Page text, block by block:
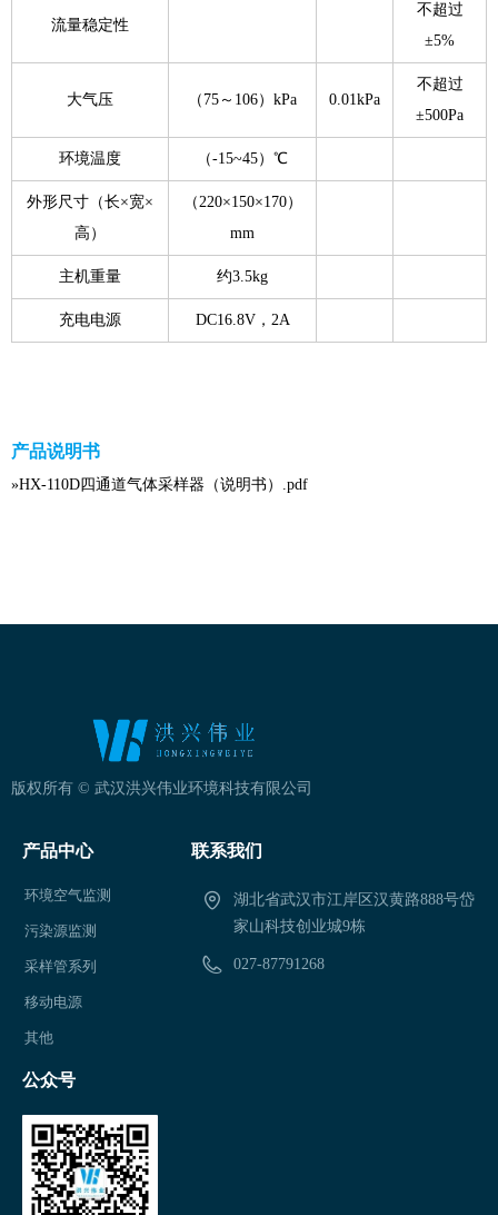
流量稳定性
不超过
±5%
大气压 （75～106）kPa 0.01kPa
不超过
±500Pa
环境温度 （-15~45）℃
外形尺寸（长×宽×
高）
（220×150×170）
mm
主机重量 约3.5kg
充电电源 DC16.8V，2A
产品说明书
»HX-110D四通道气体采样器（说明书）.pdf
版权所有 © 武汉洪兴伟业环境科技有限公司
联系我们
湖北省武汉市江岸区汉黄路888号岱
家山科技创业城9栋
027-87791268
产品中心
环境空气监测
污染源监测
采样管系列
移动电源
其他
公众号